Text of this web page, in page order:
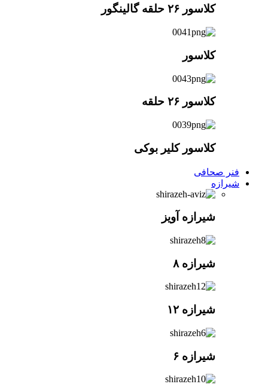
کلاسور ۲۶ حلقه گالینگور
کلاسور
کلاسور ۲۶ حلقه
کلاسور کلیر بوکی
فنر صحافی
شیرازه
شیرازه آویز
شیرازه ۸
شیرازه ۱۲
شیرازه ۶